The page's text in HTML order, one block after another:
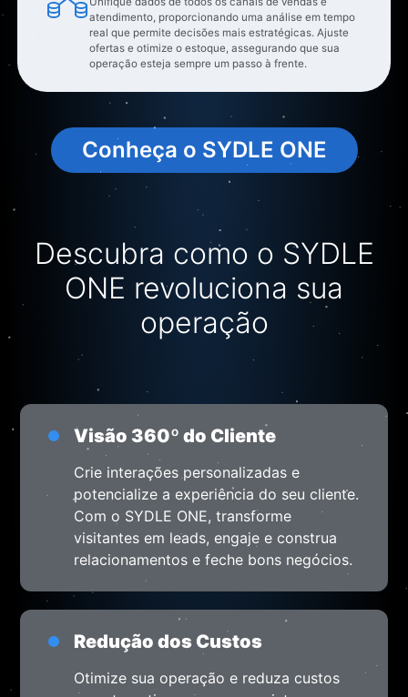
Conheça o SYDLE ONE
Descubra como o SYDLE
ONE revoluciona sua
operação